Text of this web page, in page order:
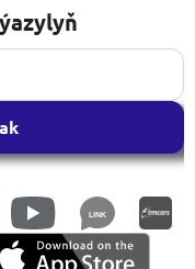
LINK